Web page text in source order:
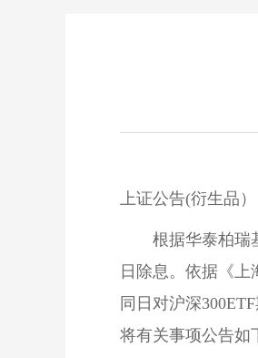
上证公告(衍生品
根据华泰柏瑞
日除息。依据《上
同日对沪深
将有关事项公告如